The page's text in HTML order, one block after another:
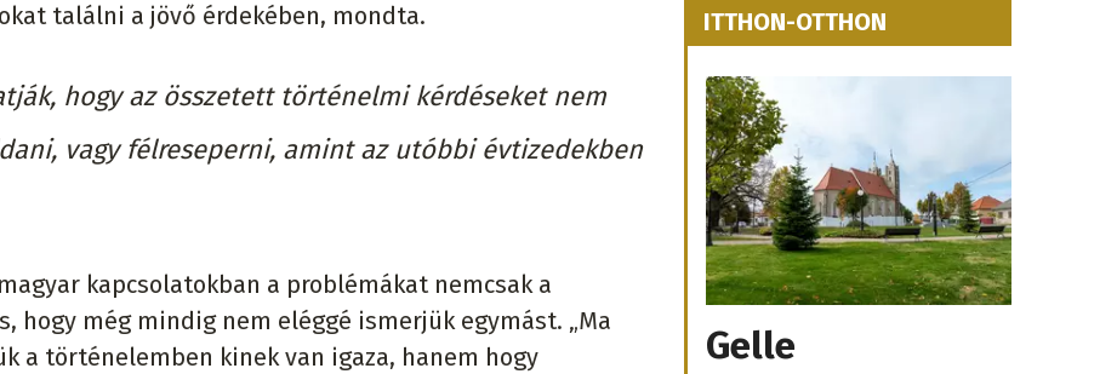
találni a jövő érdekében, mondta.
hogy az összetett történelmi kérdéseket nem
vagy félreseperni, amint az utóbbi évtizedekben
kapcsolatokban a problémákat nemcsak a
hogy még mindig nem eléggé ismerjük egymást. „Ma
a történelemben kinek van igaza, hanem hogy
ITTHON-OTTHON
Gelle